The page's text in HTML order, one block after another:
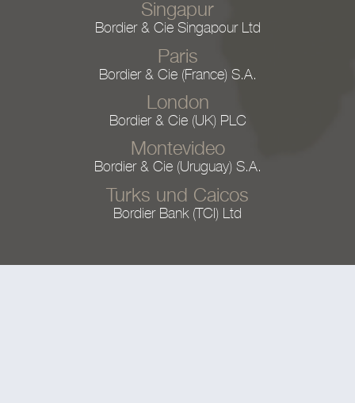
Singapur
Bordier & Cie Singapour Ltd
Paris
Bordier & Cie (France) S.A.
London
Bordier & Cie (UK) PLC
Montevideo
Bordier & Cie (Uruguay) S.A.
Turks und Caicos
Bordier Bank (TCI) Ltd